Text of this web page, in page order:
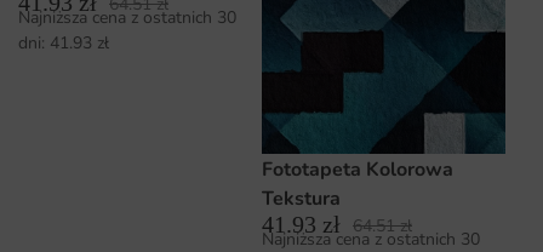
Najniższa cena z ostatnich 30
dni: 41.93 zł
Fototapeta Kolorowa
Tekstura
41.93 zł 64.51zł
Najniższa cena z ostatnich 30